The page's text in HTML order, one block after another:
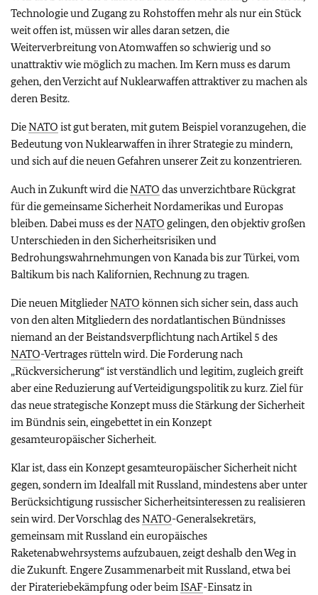
Technologie und Zugang zu Rohstoffen mehr als nur ein Stück
weit offen ist, müssen wir alles daran setzen, die
Weiterverbreitung von Atomwaffen so schwierig und so
unattraktiv wie möglich zu machen. Im Kern muss es darum
gehen, den Verzicht auf Nuklearwaffen attraktiver zu machen als
deren Besitz.
DieNATO ist gut beraten, mit gutem Beispiel voranzugehen, die
Bedeutung von Nuklearwaffen in ihrer Strategie zu mindern,
und sich auf die neuen Gefahren unserer Zeit zu konzentrieren.
Auch in Zukunft wird dieNATO das unverzichtbare Rückgrat
für die gemeinsame Sicherheit Nordamerikas und Europas
bleiben. Dabei muss es derNATO gelingen, den objektiv großen
Unterschieden in den Sicherheitsrisiken und
Bedrohungswahrnehmungen von Kanada bis zur Türkei, vom
Baltikum bis nach Kalifornien, Rechnung zu tragen.
Die neuen MitgliederNATO können sich sicher sein, dass auch
von den alten Mitgliedern des nordatlantischen Bündnisses
niemand an der Beistandsverpflichtung nach Artikel 5 des
NATO-Vertrages rütteln wird. Die Forderung nach
„Rückversicherung“ ist verständlich und legitim, zugleich greift
aber eine Reduzierung auf Verteidigungspolitik zu kurz. Ziel für
das neue strategische Konzept muss die Stärkung der Sicherheit
im Bündnis sein, eingebettet in ein Konzept
gesamteuropäischer Sicherheit.
Klar ist, dass ein Konzept gesamteuropäischer Sicherheit nicht
gegen, sondern im Idealfall mit Russland, mindestens aber unter
Berücksichtigung russischer Sicherheitsinteressen zu realisieren
sein wird. Der Vorschlag desNATO-Generalsekretärs,
gemeinsam mit Russland ein europäisches
Raketenabwehrsystems aufzubauen, zeigt deshalb den Weg in
die Zukunft. Engere Zusammenarbeit mit Russland, etwa bei
der Pirateriebekämpfung oder beimISAF-Einsatz in